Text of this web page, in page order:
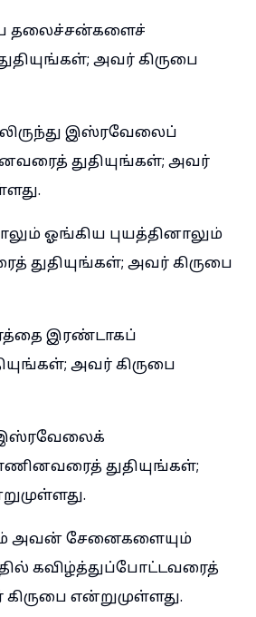
தலைச்சன்களைச்
அவர் கிருபை
இஸ்ரவேலைப்
துதியுங்கள்; அவர்
ஓங்கிய புயத்தினாலும்
துதியுங்கள்; அவர் கிருபை
இரண்டாகப்
அவர் கிருபை
துதியுங்கள்;
அவன் சேனைகளையும்
கவிழ்த்துப்போட்டவரைத்
என்றுமுள்ளது.